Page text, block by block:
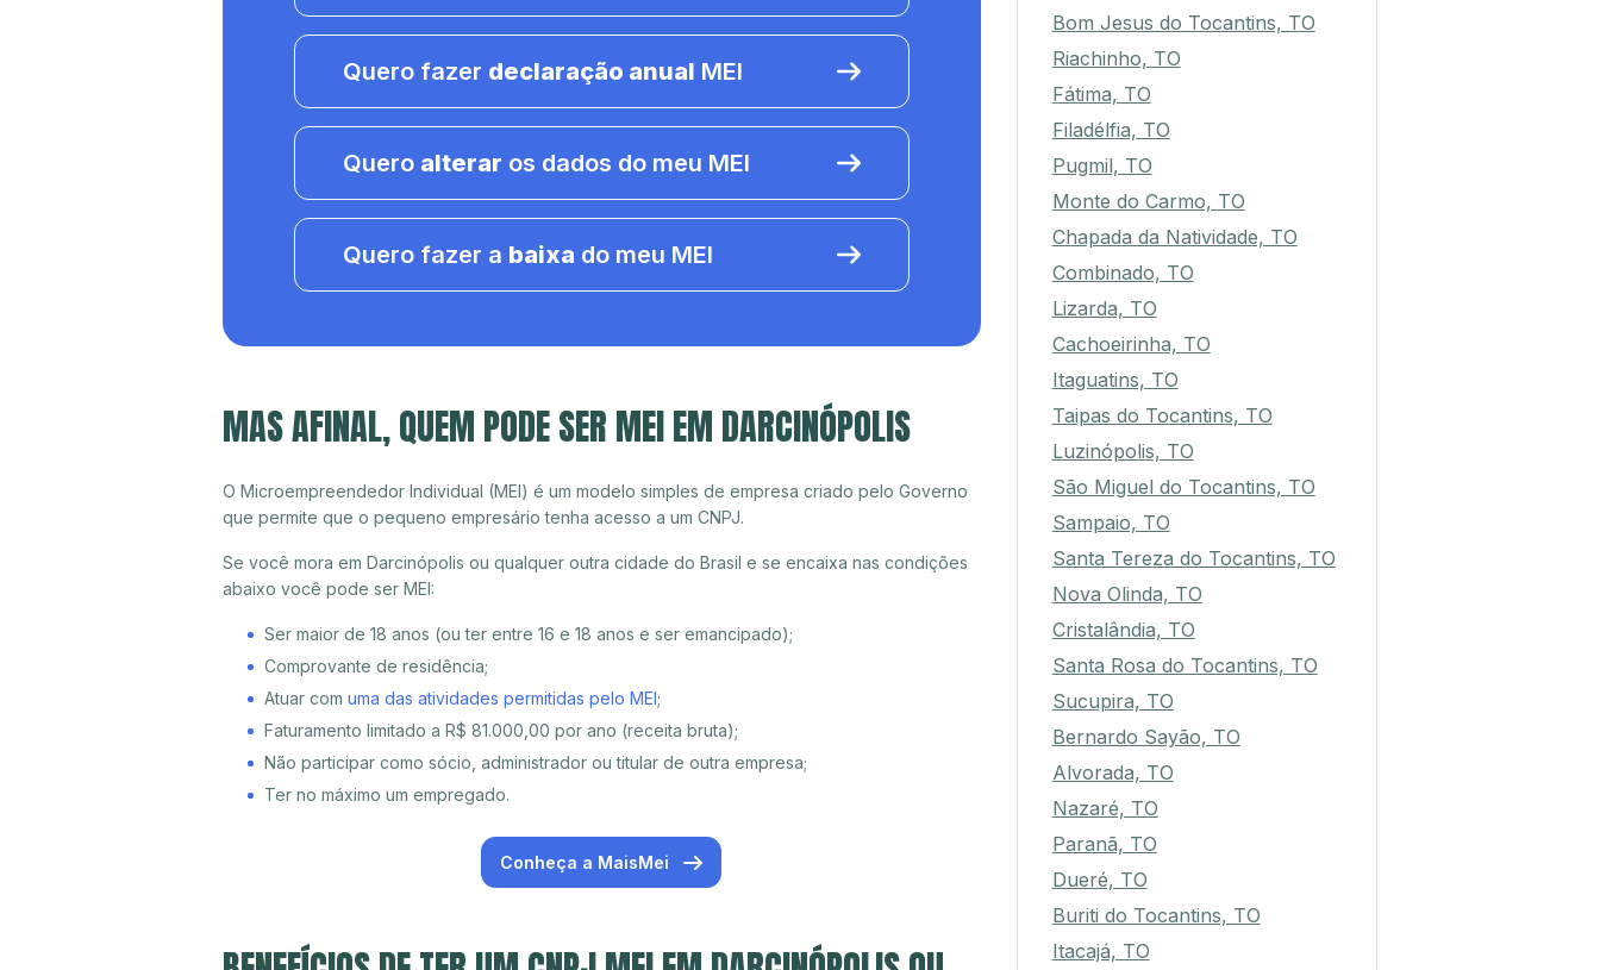
Quero fazer declaração anual MEI
Quero alterar os dados do meu MEI
Quero fazer a baixa do meu MEI
MAS AFINAL, QUEM PODE SER MEI EM DARCINÓPOLIS
O Microempreendedor Individual (MEI) é um modelo simples de empresa criado pelo Governo
que permite que o pequeno empresário tenha acesso a um CNPJ.
Se você mora em Darcinópolis ou qualquer outra cidade do Brasil e se encaixa nas condições
abaixo você pode ser MEI:
Ser maior de 18 anos (ou ter entre 16 e 18 anos e ser emancipado);
Comprovante de residência;
Atuar com uma das atividades permitidas pelo MEI;
Faturamento limitado a R$ 81.000,00 por ano (receita bruta);
Não participar como sócio, administrador ou titular de outra empresa;
Ter no máximo um empregado.
Conheça a MaisMei
Bom Jesus do Tocantins, TO
Riachinho, TO
Fátima, TO
Filadélfia, TO
Pugmil, TO
Monte do Carmo, TO
Chapada da Natividade, TO
Combinado, TO
Lizarda, TO
Cachoeirinha, TO
Itaguatins, TO
Taipas do Tocantins, TO
Luzinópolis, TO
São Miguel do Tocantins, TO
Sampaio, TO
Santa Tereza do Tocantins, TO
Nova Olinda, TO
Cristalândia, TO
Santa Rosa do Tocantins, TO
Sucupira, TO
Bernardo Sayão, TO
Alvorada, TO
Nazaré, TO
Paranã, TO
Dueré, TO
Buriti do Tocantins, TO
Itacajá, TO